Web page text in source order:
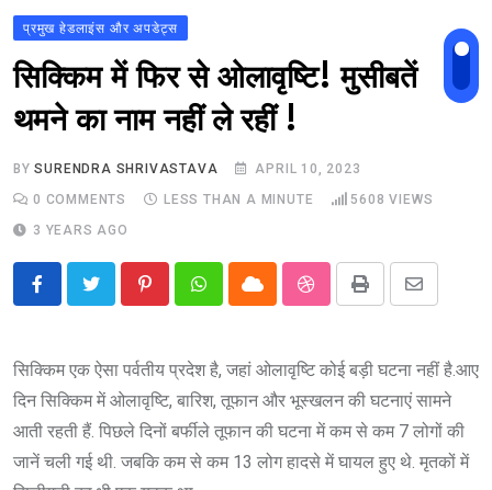
प्रमुख हेडलाइंस और अपडेट्स
सिक्किम में फिर से ओलावृष्टि! मुसीबतें
थमने का नाम नहीं ले रहीं !
BYSURENDRA SHRIVASTAVA
APRIL 10, 2023
0 COMMENTS LESS THAN A MINUTE 5608 VIEWS
3 YEARS AGO
PinterestWhatsappCloud StumbleUpon
Print
Share
Email
सिक्किम एक ऐसा पर्वतीय प्रदेश है, जहां ओलावृष्टि कोई बड़ी घटना नहीं है.आए
दिन सिक्किम में ओलावृष्टि, बारिश, तूफान और भूस्खलन की घटनाएं सामने
आती रहती हैं. पिछले दिनों बर्फीले तूफान की घटना में कम से कम 7 लोगों की
जानें चली गई थी. जबकि कम से कम 13 लोग हादसे में घायल हुए थे. मृतकों में